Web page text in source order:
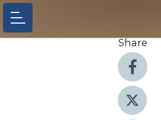
Share